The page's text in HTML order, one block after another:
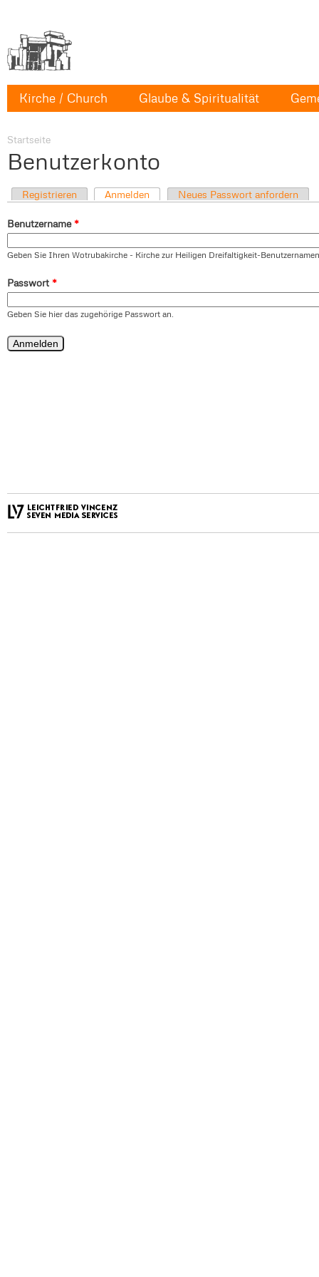
Kirche / Church Glaube & Spiritualität
Startseite
Benutzerkonto
Registrieren Anmelden Neues Passwort anfordern
Benutzername *
Geben Sie Ihren Wotrubakirche - Kirche zur Heiligen Dreifaltigkeit-
Passwort *
Geben Sie hier das zugehörige Passwort an.